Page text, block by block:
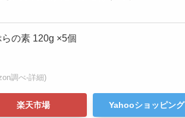
の素 120g ×5個
調べ-詳細)
楽天市場 Yahooショッピング